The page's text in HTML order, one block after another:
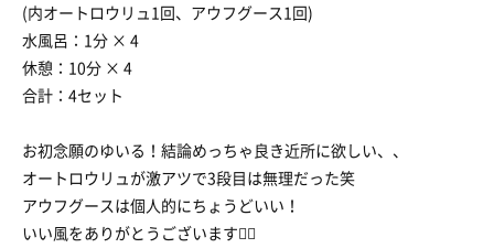
(内オートロウリュ1回、アウフグース1回)
水風呂：1分 × 4
休憩：10分 × 4
合計：4セット
お初念願のゆいる！結論めっちゃ良き近所に欲しい、、
オートロウリュが激アツで3段目は無理だった笑
アウフグースは個人的にちょうどいい！
いい風をありがとうございます🙇‍♂️